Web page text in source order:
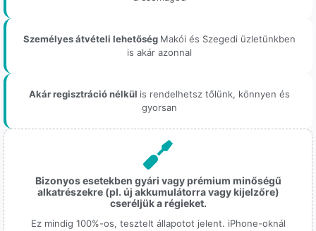
Személyes átvételi lehetőség Makói és Szegedi üzletünkben
is akár azonnal
Akár regisztráció nélkül is rendelhetsz tőlünk, könnyen és
gyorsan
Bizonyos esetekben gyári vagy prémium minőségű
alkatrészekre (pl. új akkumulátorra vagy kijelzőre)
cseréljük a régieket.
Ez mindig 100%-os, tesztelt állapotot jelent. iPhone-oknál